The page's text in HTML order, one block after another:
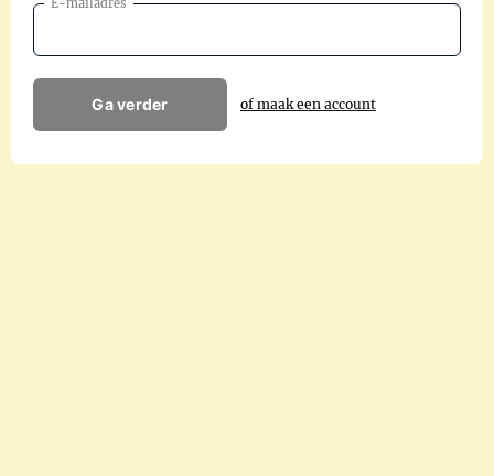
E-mailadres
Ga verder of maak een account